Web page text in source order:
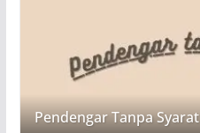
Pendengar Tanpa Syarat